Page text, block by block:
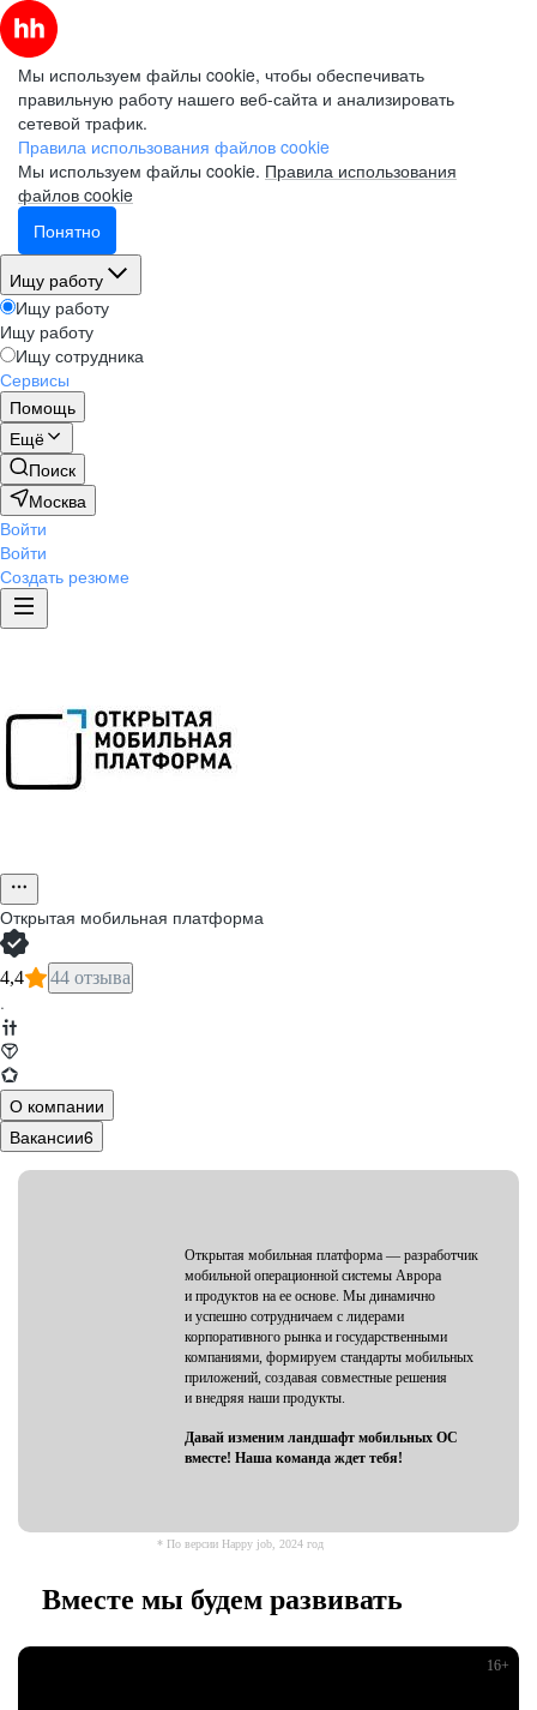
Мы используем файлы cookie, чтобы обеспечивать
правильную работу нашего веб-сайта и анализировать
сетевой трафик.
Правила использования файлов cookie
Мы используем файлы cookie. Правила использования
файлов cookie
Понятно
Ищу работу
Ищу работу
Ищу работу
Ищу сотрудника
Сервисы
Помощь
Ещё
Поиск
Москва
Войти
Войти
Создать резюме
Открытая мобильная платформа
4,4 44 отзыва
·
О компании
Вакансии6
Открытая мобильная платформа — разработчик
мобильной операционной системы Аврора
и продуктов на ее основе. Мы динамично
и успешно сотрудничаем с лидерами
корпоративного рынка и государственными
компаниями, формируем стандарты мобильных
приложений, создавая совместные решения
и внедряя наши продукты.
Давай изменим ландшафт мобильных ОС
вместе! Наша команда ждет тебя!
Вместе мы будем развивать